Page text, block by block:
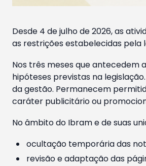
Desde 4 de julho de 2026, as
as restrições estabelecidas pela
Nos três meses que antecedem
hipóteses previstas na
da gestão. Permanecem
caráter publicitário ou
No âmbito do Ibram e de suas
ocultação temporária das
revisão e adaptação das